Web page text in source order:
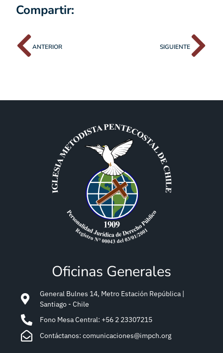
Compartir:
ANTERIOR SIGUIENTE
Oficinas Generales
General Bulnes 14, Metro Estación República |
Santiago - Chile
Fono Mesa Central: +56 2 23307215
Contáctanos: comunicaciones@impch.org